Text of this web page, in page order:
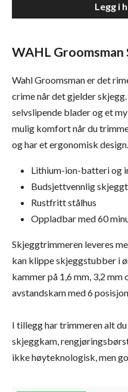
Legg i
WAHL
Wahl Groomsman er det
crime når det gjelder
selvslipende blader og et
mulig komfort når du
og har et ergonomisk design.
Lithium-ion-batteri og
Budsjettvennlig
Rustfritt stålhus
Oppladbar med 60
Skjeggtrimmeren leveres
kan klippe skjeggstubber i
kammer på 1,6 mm, 3,2 mm
avstandskam med 6
I tillegg har trimmeren alt
skjeggkam,
ikke høyteknologisk, men